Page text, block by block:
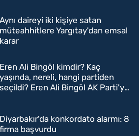
Aynı daireyi iki kişiye satan
müteahhitlere Yargıtay'dan emsal
karar
Eren Ali Bingöl kimdir? Kaç
yaşında, nereli, hangi partiden
seçildi? Eren Ali Bingöl AK Parti'ye
Diyarbakır'da konkordato alarmı: 8
firma başvurdu